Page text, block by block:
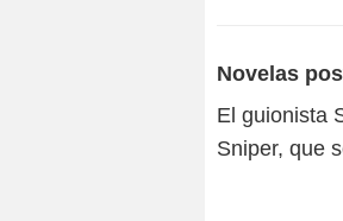
Novelas
El guionista
Sniper, que